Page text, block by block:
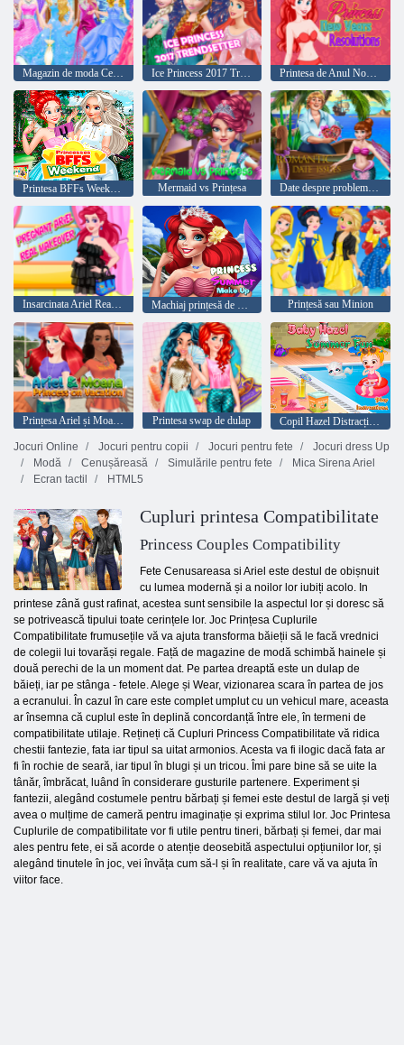
Ice Princess 2017 Trendsetter
Printesa BFFs Weekend Mermaid vs Prințesa Date despre problemele romantice
Insarcinata Ariel Real Makeover Machiaj prințesă de vară Prințesă sau Minion
Printesa swap de dulap
Copil Hazel Distracție de vară
Jocuri Online
Jocuri pentru copii Jocuri pentru fete
Jocuri dress Up
Modă
Cenușăreasă Simulările pentru fete
Mica Sirena Ariel
Ecran tactil
HTML5
Cupluri printesa Compatibilitate
Princess Couples Compatibility
Fete Cenusareasa si Ariel este destul de obișnuit
cu lumea modernă și a noilor lor iubiți acolo. In
printese zână gust rafinat, acestea sunt sensibile la aspectul lor și doresc să
se potrivească tipului toate cerințele lor. Joc Prințesa Cuplurile
Compatibilitate frumusețile vă va ajuta transforma băieții să le facă vrednici
de colegii lui tovarăși regale. Față de magazine de modă schimbă hainele și
două perechi de la un moment dat. Pe partea dreaptă este un dulap de
băieți, iar pe stânga - fetele. Alege și Wear, vizionarea scara în partea de jos
a ecranului. În cazul în care este complet umplut cu un vehicul mare, aceasta
ar însemna că cuplul este în deplină concordanță între ele, în termeni de
compatibilitate utilaje. Rețineți că Cupluri Princess Compatibilitate vă ridica
chestii fantezie, fata iar tipul sa uitat armonios. Acesta va fi ilogic dacă fata ar
fi în rochie de seară, iar tipul în blugi și un tricou. Îmi pare bine să se uite la
tânăr, îmbrăcat, luând în considerare gusturile partenere. Experiment și
fantezii, alegând costumele pentru bărbați și femei este destul de largă și veți
avea o mulțime de cameră pentru imaginație și exprima stilul lor. Joc Printesa
Cuplurile de compatibilitate vor fi utile pentru tineri, bărbați și femei, dar mai
ales pentru fete, ei să acorde o atenție deosebită aspectului opțiunilor lor, și
alegând tinutele în joc, vei învăța cum să-l și în realitate, care vă va ajuta în
viitor face.